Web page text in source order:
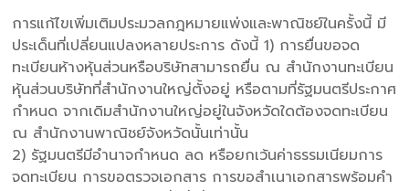
การแก้ไขเพิ่มเติมประมวลกฎหมายแพ่งและพาณิชย์ในครั้งนี้ มี
ประเด็นที่เปลี่ยนแปลงหลายประการ ดังนี้ 1) การยื่นขอจด
ทะเบียนห้างหุ้นส่วนหรือบริษัทสามารถยื่น ณ สำนักงานทะเบียน
หุ้นส่วนบริษัทที่สำนักงานใหญ่ตั้งอยู่ หรือตามที่รัฐมนตรีประกาศ
กำหนด จากเดิมสำนักงานใหญ่อยู่ในจังหวัดใดต้องจดทะเบียน
ณ สำนักงานพาณิชย์จังหวัดนั้นเท่านั้น
2) รัฐมนตรีมีอำนาจกำหนด ลด หรือยกเว้นค่าธรรมเนียมการ
จดทะเบียน การขอตรวจเอกสาร การขอสำเนาเอกสารพร้อมคำ